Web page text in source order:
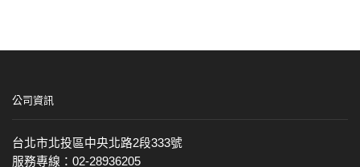
公司資訊
台北市北投區中央北路2段333號
服務專線：02-28936205